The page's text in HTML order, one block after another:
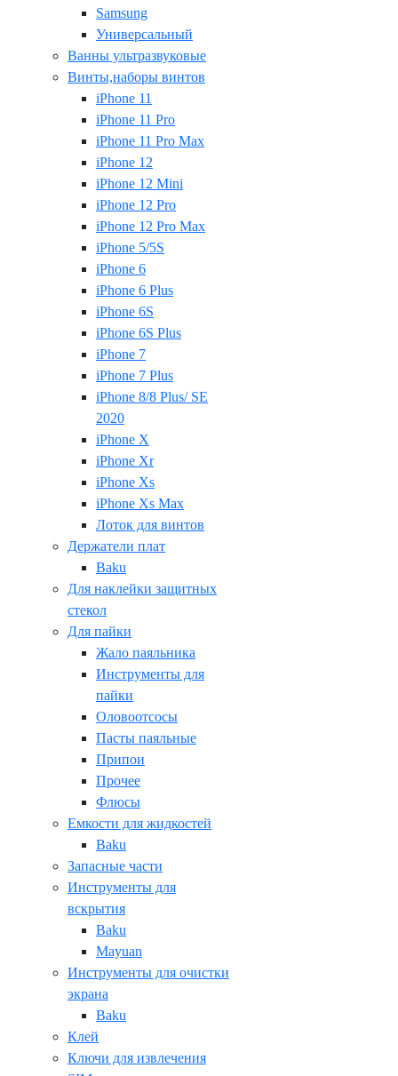
Samsung
Универсальный
Ванны ультразвуковые
Винты,наборы винтов
iPhone 11
iPhone 11 Pro
iPhone 11 Pro Max
iPhone 12
iPhone 12 Mini
iPhone 12 Pro
iPhone 12 Pro Max
iPhone 5/5S
iPhone 6
iPhone 6 Plus
iPhone 6S
iPhone 6S Plus
iPhone 7
iPhone 7 Plus
iPhone 8/8 Plus/ SE
2020
iPhone X
iPhone Xr
iPhone Xs
iPhone Xs Max
Лоток для винтов
Держатели плат
Baku
Для наклейки защитных
стекол
Для пайки
Жало паяльника
Инструменты для
пайки
Оловоотсосы
Пасты паяльные
Припои
Прочее
Флюсы
Емкости для жидкостей
Baku
Запасные части
Инструменты для
вскрытия
Baku
Mayuan
Инструменты для очистки
экрана
Baku
Клей
Ключи для извлечения